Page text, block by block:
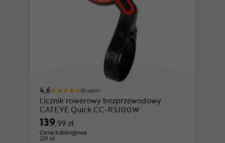
4,6 28 opinii
Licznik rowerowy bezprzewodowy
CATEYE Quick CC-RS100W
139,99 zł
Cena katalogowa:
219 zł